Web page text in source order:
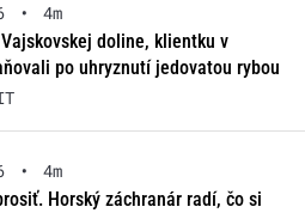
•
4m
doline, klientku v
po uhryznutí jedovatou rybou
•
4m
Horský záchranár radí, čo si